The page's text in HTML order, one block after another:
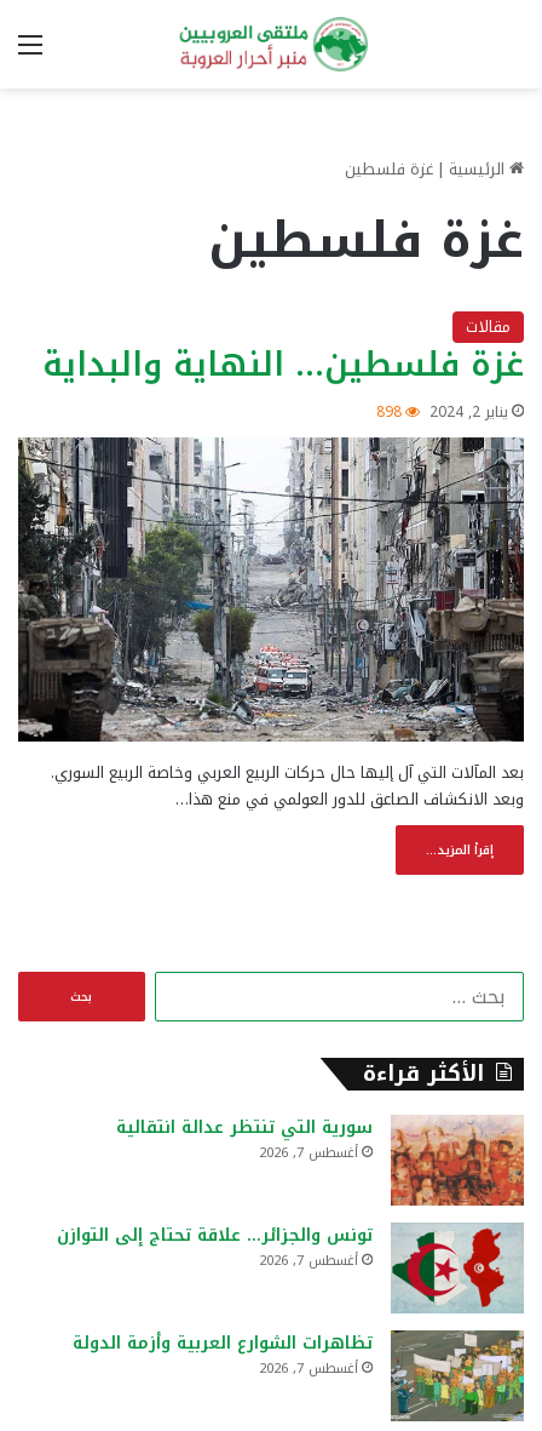
الرئيسية | غزة فلسطين
غزة فلسطين
مقالات
غزة فلسطين… النهاية والبداية
يناير 2, 2024 898
بعد المآلات التي آل إليها حال حركات الربيع العربي وخاصة الربيع السوري.
وبعد الانكشاف الصاعق للدور العولمي في منع هذا…
إقرأ المزيد...
ن
الأكثر قراءة
سورية التي تنتظر عدالة انتقالية
أغسطس 7, 2026
تونس والجزائر… علاقة تحتاج إلى التوازن
أغسطس 7, 2026
تظاهرات الشوارع العربية وأزمة الدولة
أغسطس 7, 2026